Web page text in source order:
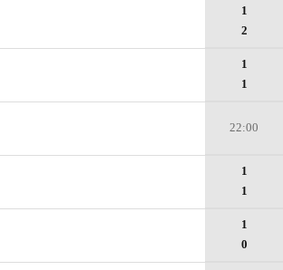
1
2
1
1
22:00
1
1
1
0